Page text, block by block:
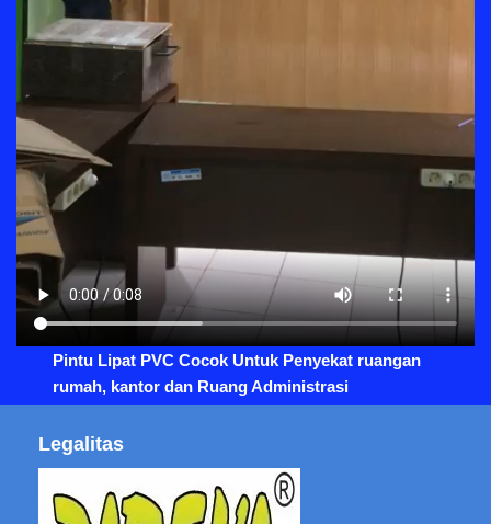
Pintu Lipat PVC Cocok Untuk Penyekat ruangan
rumah, kantor dan Ruang Administrasi
Legalitas